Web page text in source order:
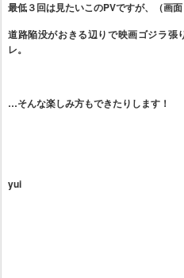
最低３回は見たいこのPVですが、（画
道路陥没がおきる辺りで映画ゴジラ張
レ。
…そんな楽しみ方もできたりします！
yui